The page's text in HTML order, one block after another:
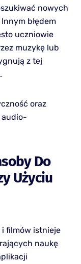
nowych
błędem
uczniowie
muzykę lub
z tej
oraz
audio-
Do
Użyciu
i filmów istnieje
naukę